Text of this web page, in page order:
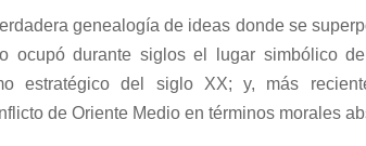
genealogía de ideas donde se
ocupó durante siglos el lugar simbólico
estratégico del siglo XX; y, más
de Oriente Medio en términos morales